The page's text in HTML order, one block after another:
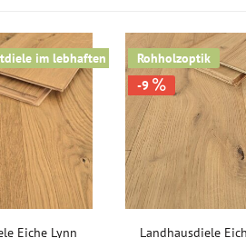
im lebhaften Stil
Eiche Lynn
Rohholzoptik
-9
Landhausdiele